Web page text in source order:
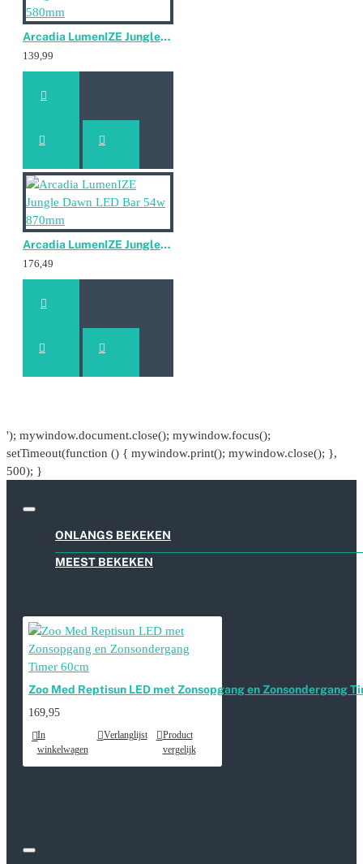
Arcadia LumenIZE Jungle Dawn LED Bar 39w 580mm
139,99
Arcadia LumenIZE Jungle Dawn LED Bar 54w 870mm
176,49
'); mywindow.document.close(); mywindow.focus();
setTimeout(function () { mywindow.print(); mywindow.close(); },
500); }
ONLANGS BEKEKEN
MEEST BEKEKEN
Zoo Med Reptisun LED met Zonsopgang en Zonsondergang
169,95
In
winkelwagen
Verlanglijst
Product
vergelijk